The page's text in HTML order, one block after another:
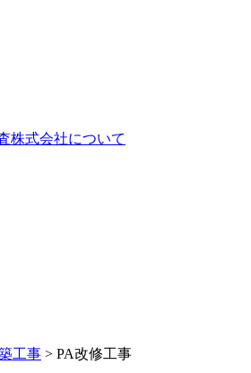
株式会社について
工事 > PA改修工事